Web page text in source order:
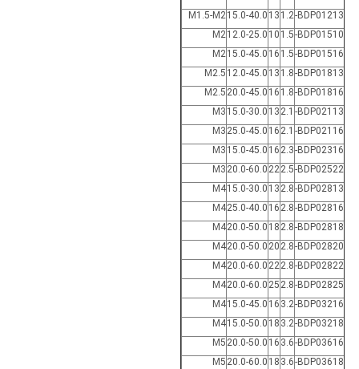
BDP01213-
1.2
13
15.0-40.0
M1.5-M2
BDP01510-
1.5
10
12.0-25.0
M2
BDP01516-
1.5
16
15.0-45.0
M2
BDP01813-
1.8
13
12.0-45.0
M2.5
BDP01816-
1.8
16
20.0-45.0
M2.5
BDP02113-
2.1
13
15.0-30.0
M3
BDP02116-
2.1
16
25.0-45.0
M3
BDP02316-
2.3
16
15.0-45.0
M3
BDP02522-
2.5
22
20.0-60.0
M3
BDP02813-
2.8
13
15.0-30.0
M4
BDP02816-
2.8
16
25.0-40.0
M4
BDP02818-
2.8
18
20.0-50.0
M4
BDP02820-
2.8
20
20.0-50.0
M4
BDP02822-
2.8
22
20.0-60.0
M4
BDP02825-
2.8
25
20.0-60.0
M4
BDP03216-
3.2
16
15.0-45.0
M4
BDP03218-
3.2
18
15.0-50.0
M4
BDP03616-
3.6
16
20.0-50.0
M5
BDP03618-
3.6
18
20.0-60.0
M5